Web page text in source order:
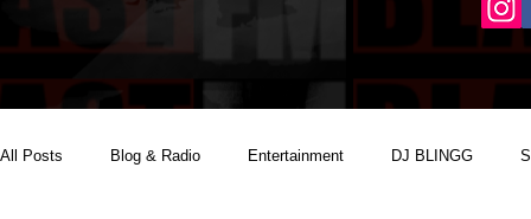
All Posts Blog & Radio Entertainment DJ BLINGG